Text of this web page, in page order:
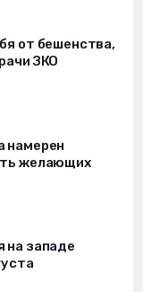
от бешенства,
ЗКО
намерен
желающих
на западе